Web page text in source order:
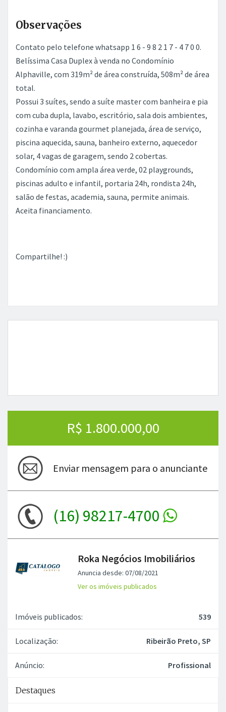
Observações
Contato pelo telefone whatsapp 1 6 - 9 8 2 1 7 - 4 7 0 0.
Belíssima Casa Duplex à venda no Condomínio
Alphaville, com 319m² de área construída, 508m² de área
total.
Possui 3 suítes, sendo a suíte master com banheira e pia
com cuba dupla, lavabo, escritório, sala dois ambientes,
cozinha e varanda gourmet planejada, área de serviço,
piscina aquecida, sauna, banheiro externo, aquecedor
solar, 4 vagas de garagem, sendo 2 cobertas.
Condomínio com ampla área verde, 02 playgrounds,
piscinas adulto e infantil, portaria 24h, rondista 24h,
salão de festas, academia, sauna, permite animais.
Aceita financiamento.
Compartilhe! :)
R$ 1.800.000,00
Enviar mensagem para o anunciante
(16) 98217-4700
Roka Negócios Imobiliários
Anuncia desde: 07/08/2021
Ver os imóveis publicados
Imóveis publicados: 539
Localização: Ribeirão Preto, SP
Anúncio: Profissional
Destaques